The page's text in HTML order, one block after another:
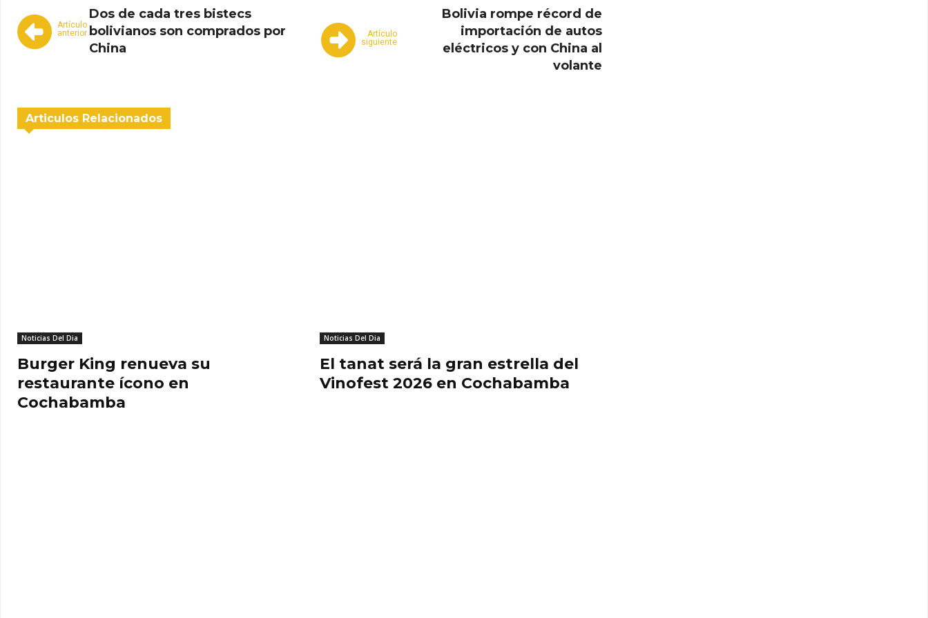
Artículo
anterior
Dos de cada tres bistecs
bolivianos son comprados por
China
Artículo
siguiente
Bolivia rompe récord de
importación de autos
eléctricos y con China al
volante
Articulos Relacionados
Noticias Del Dia
Burger King renueva su
restaurante ícono en
Cochabamba
Noticias Del Dia
El tanat será la gran estrella del
Vinofest 2026 en Cochabamba